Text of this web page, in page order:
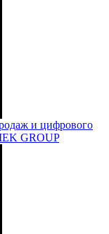
и цифрового
GROUP